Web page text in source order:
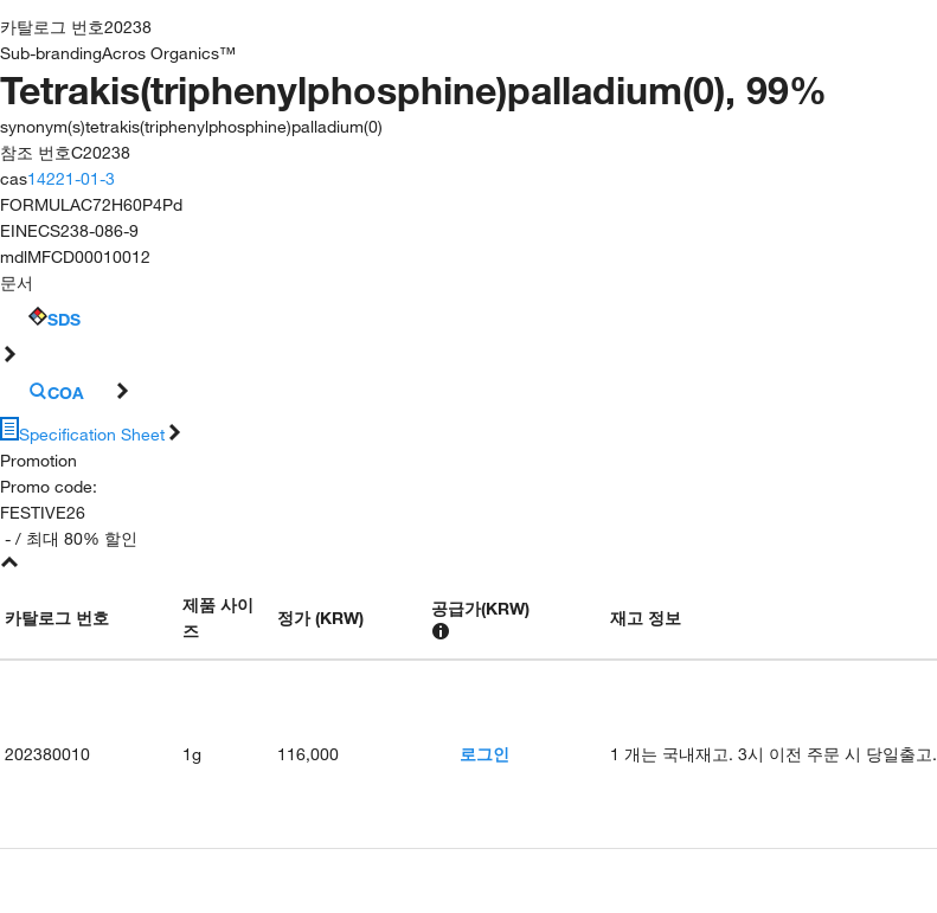
카탈로그 번호20238
Sub-brandingAcros Organics™
Tetrakis(triphenylphosphine)palladium(0), 99%
synonym(s)tetrakis(triphenylphosphine)palladium(0)
참조 번호C20238
cas14221-01-3
FORMULAC72H60P4Pd
EINECS238-086-9
mdlMFCD00010012
문서
SDS
COA
Specification Sheet
Promotion
Promo code:
FESTIVE26
- / 최대 80% 할인
카탈로그 번호
제품 사이
즈
정가 (KRW) 공급가(KRW) 재고 정보
202380010 1g 116,000 로그인 1 개는 국내재고. 3시 이전 주문 시 당일출고.